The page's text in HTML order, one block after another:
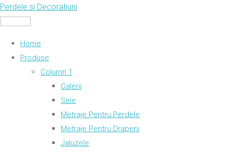
Skip
Perdele si Decoratiuni
Home
Produse
Column 1
Galerii
Sine
Metraje Pentru Perdele
Metraje Pentru Draperii
Jaluzele